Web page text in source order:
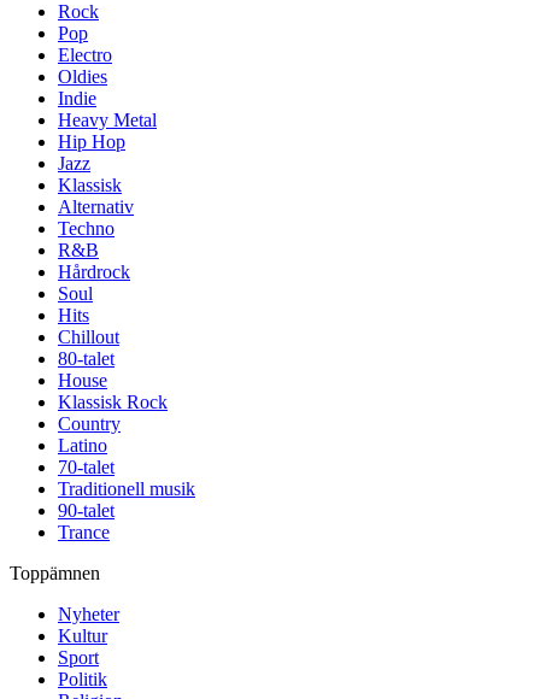
Rock
Pop
Electro
Oldies
Indie
Heavy Metal
Hip Hop
Jazz
Klassisk
Alternativ
Techno
R&B
Hårdrock
Soul
Hits
Chillout
80-talet
House
Klassisk Rock
Country
Latino
70-talet
Traditionell musik
90-talet
Trance
Toppämnen
Nyheter
Kultur
Sport
Politik